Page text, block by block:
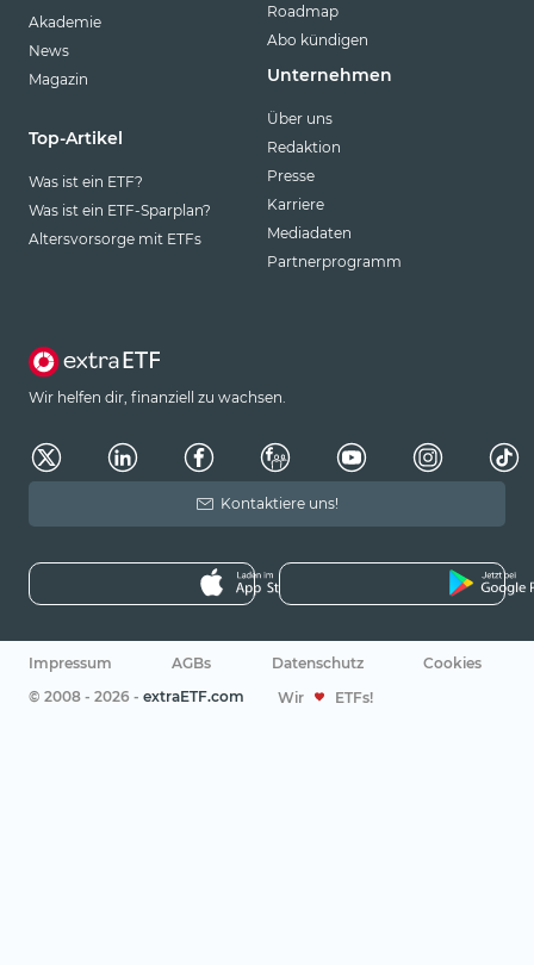
Akademie
News
Magazin
Top-Artikel
Was ist ein ETF?
Was ist ein ETF-Sparplan?
Altersvorsorge mit ETFs
Roadmap
Abo kündigen
Unternehmen
Über uns
Redaktion
Presse
Karriere
Mediadaten
Partnerprogramm
Wir helfen dir, finanziell zu wachsen.
Kontaktiere uns!
Impressum AGBs Datenschutz
Cookies
© 2008 - 2026 - extraETF.com Wir ETFs!